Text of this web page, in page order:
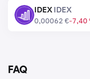
IDEX IDEXIDEX
0,00062 €-7,40
FAQ